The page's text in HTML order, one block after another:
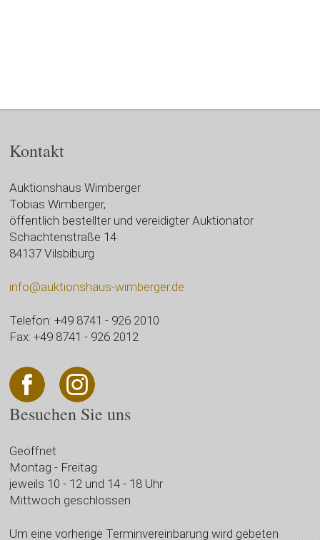
Kontakt
Auktionshaus Wimberger
Tobias Wimberger,
öffentlich bestellter und vereidigter Auktionator
Schachtenstraße 14
84137 Vilsbiburg
info@auktionshaus-wimberger.de
Telefon: +49 8741 - 926 2010
Fax: +49 8741 - 926 2012
Besuchen Sie uns
Geöffnet
Montag - Freitag
jeweils 10 - 12 und 14 - 18 Uhr
Mittwoch geschlossen
Um eine vorherige Terminvereinbarung wird gebeten